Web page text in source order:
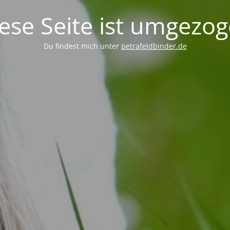
Seite ist
Du findest mich unter petrafeldbinder.de